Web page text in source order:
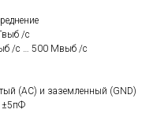
/с
/с … 500 Мвыб /с
(AC) и заземленный (GND)
±5пФ